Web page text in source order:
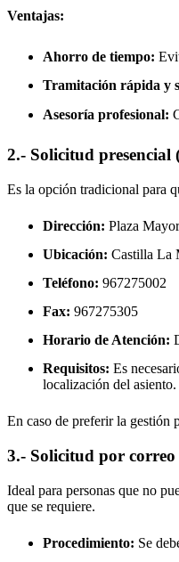
Ventajas:
Ahorro de tiempo:
Tramitación rápida y
Asesoría profesional:
2.- Solicitud presencial
Es la opción tradicional para
Dirección: Plaza
Ubicación: Castilla La
Teléfono: 967275002
Fax: 967275305
Horario de Atención:
Requisitos: Es
localización del asiento.
En caso de preferir la gestión
3.- Solicitud por correo
Ideal para personas que no
que se requiere.
Procedimiento: Se